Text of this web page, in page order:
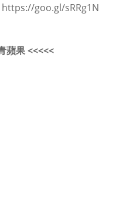
https://goo.gl/sRRg1N
蘋果 <<<<<